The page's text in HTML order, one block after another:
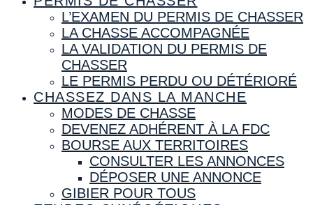
L’EXAMEN DU PERMIS DE CHASSER
LA CHASSE ACCOMPAGNÉE
LA VALIDATION DU PERMIS DE
CHASSER
LE PERMIS PERDU OU DÉTÉRIORÉ
CHASSEZ DANS LA MANCHE
MODES DE CHASSE
DEVENEZ ADHÉRENT À LA FDC
BOURSE AUX TERRITOIRES
CONSULTER LES ANNONCES
DÉPOSER UNE ANNONCE
GIBIER POUR TOUS